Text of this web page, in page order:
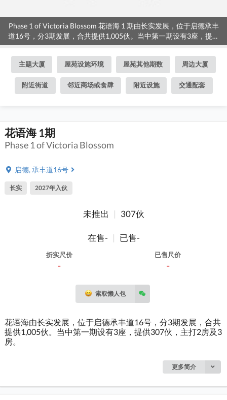
Phase 1 of Victoria Blossom 花语海 1 期由长实发展，位于启德承丰
道16号，分3期发展，合共提供1,005伙。当中第一期设有3座，提供
307伙，主打2房及3房。
主题大厦 屋苑设施环境 屋苑其他期数 周边大厦
附近街道 邻近商场或食肆 附近设施 交通配套
花语海 1期
Phase 1 of Victoria Blossom
启德, 承丰道16号
长实 2027年入伙
未推出 | 307伙
在售- | 已售-
折实尺价
-
已售尺价
-
索取懒人包
花语海由长实发展，位于启德承丰道16号，分3期发展，合共
提供1,005伙。当中第一期设有3座，提供307伙，主打2房及3
房。
更多简介